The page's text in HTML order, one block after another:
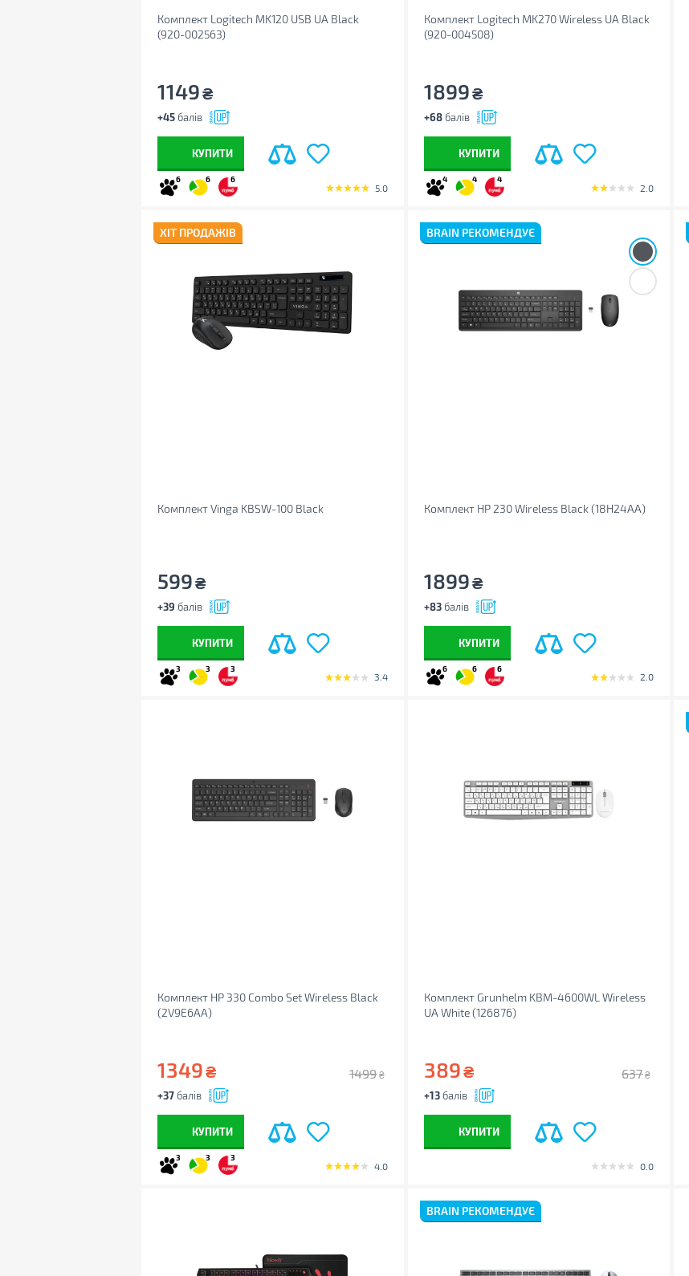
Комплект Logitech MK120 USB UA Black
(920-002563)
1149₴
+45 балів
КУПИТИ
6 6 6
5.0
Комплект Logitech MK270 Wireless UA Black
(920-004508)
1899₴
+68балів
КУПИТИ
4 4 4
2.0
ХІТ ПРОДАЖІВ
Комплект Vinga KBSW-100 Black
599₴
+39 балів
КУПИТИ
3 3 3
3.4
BRAIN РЕКОМЕНДУЄ
Комплект HP 230 Wireless Black (18H24AA)
1899₴
+83балів
КУПИТИ
6 6 6
2.0
Комплект HP 330 Combo Set Wireless Black
(2V9E6AA)
1349₴ 1499 ₴
+37 балів
КУПИТИ
3 3 3
4.0
Комплект Grunhelm KBM-4600WL Wireless
UA White (126876)
389₴ 637 ₴
+13балів
КУПИТИ
0.0
BRAIN РЕКОМЕНДУЄ